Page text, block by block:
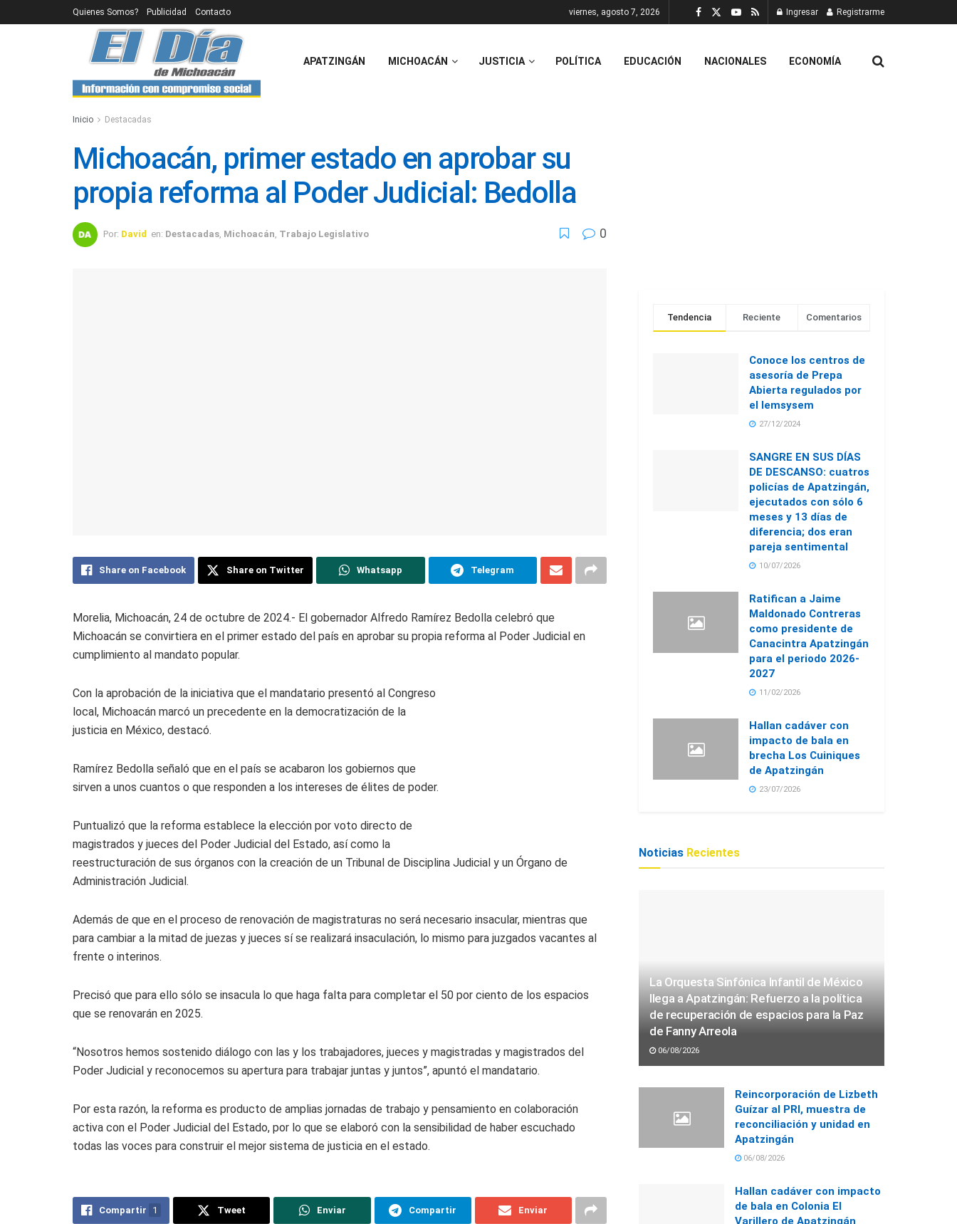
Quienes Somos? Publicidad Contacto viernes, agosto 7, 2026 Ingresar Registrarme
APATZINGÁN MICHOACÁN JUSTICIA POLÍTICA EDUCACIÓN NACIONALES ECONOMÍA
Inicio Destacadas
Michoacán, primer estado en aprobar su
propia reforma al Poder Judicial: Bedolla
Por: David en: Destacadas Michoacán Trabajo Legislativo 0
Share on Facebook Share on Twitter Whatsapp Telegram
Morelia, Michoacán, 24 de octubre de 2024.- El gobernador Alfredo Ramírez Bedolla celebró que
Michoacán se convirtiera en el primer estado del país en aprobar su propia reforma al Poder Judicial en
cumplimiento al mandato popular.
Con la aprobación de la iniciativa que el mandatario presentó al Congreso
local, Michoacán marcó un precedente en la democratización de la
justicia en México, destacó.
Ramírez Bedolla señaló que en el país se acabaron los gobiernos que
sirven a unos cuantos o que responden a los intereses de élites de poder.
Puntualizó que la reforma establece la elección por voto directo de
magistrados y jueces del Poder Judicial del Estado, así como la
reestructuración de sus órganos con la creación de un Tribunal de Disciplina Judicial y un Órgano de
Administración Judicial.
Además de que en el proceso de renovación de magistraturas no será necesario insacular, mientras que
para cambiar a la mitad de juezas y jueces sí se realizará insaculación, lo mismo para juzgados vacantes al
frente o interinos.
Precisó que para ello sólo se insacula lo que haga falta para completar el 50 por ciento de los espacios
que se renovarán en 2025.
“Nosotros hemos sostenido diálogo con las y los trabajadores, jueces y magistradas y magistrados del
Poder Judicial y reconocemos su apertura para trabajar juntas y juntos”, apuntó el mandatario.
Por esta razón, la reforma es producto de amplias jornadas de trabajo y pensamiento en colaboración
activa con el Poder Judicial del Estado, por lo que se elaboró con la sensibilidad de haber escuchado
todas las voces para construir el mejor sistema de justicia en el estado.
Compartir 1 Tweet Enviar Compartir Enviar
Tendencia Reciente Comentarios
Conoce los centros de
asesoría de Prepa
Abierta regulados por
el Iemsysem
27/12/2024
SANGRE EN SUS DÍAS
DE DESCANSO: cuatros
policías de Apatzingán,
ejecutados con sólo 6
meses y 13 días de
diferencia; dos eran
pareja sentimental
10/07/2026
Ratifican a Jaime
Maldonado Contreras
como presidente de
Canacintra Apatzingán
para el periodo 2026-
2027
11/02/2026
Hallan cadáver con
impacto de bala en
brecha Los Cuiniques
de Apatzingán
23/07/2026
Noticias Recientes
La Orquesta Sinfónica Infantil de México
llega a Apatzingán: Refuerzo a la política
de recuperación de espacios para la Paz
de Fanny Arreola
06/08/2026
Reincorporación de Lizbeth
Guízar al PRI, muestra de
reconciliación y unidad en
Apatzingán
06/08/2026
Hallan cadáver con impacto
de bala en Colonia El
Varillero de Apatzingán